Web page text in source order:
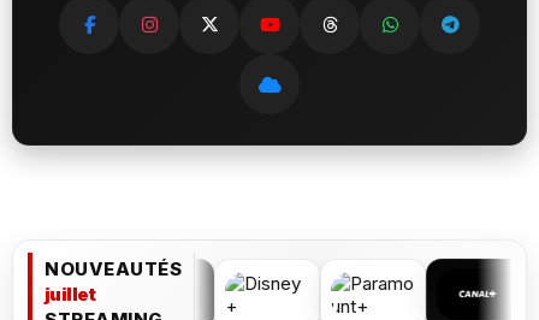
NOUVEAUTÉS
juillet